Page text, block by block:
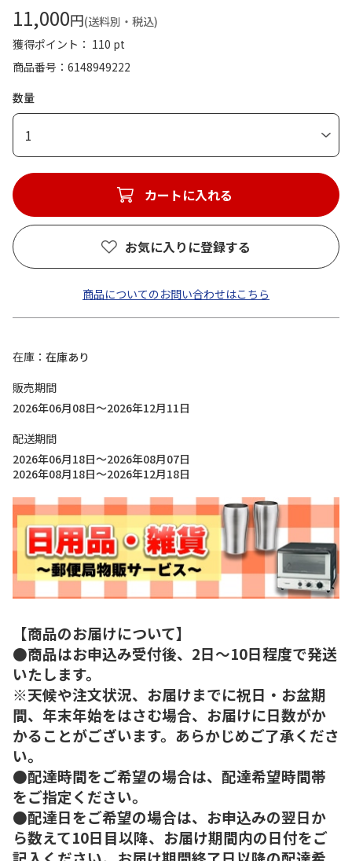
11,000円(送料別・税込)
獲得ポイント： 110 pt
商品番号
6148949222
数量
1
カートに入れる
お気に入りに登録する
商品についてのお問い合わせはこちら
在庫
在庫あり
販売期間
2026年06月08日～2026年12月11日
配送期間
2026年06月18日～2026年08月07日
2026年08月18日～2026年12月18日
【商品のお届けについて】
●商品はお申込み受付後、2日～10日程度で発送
いたします。
※天候や注文状況、お届けまでに祝日・お盆期
間、年末年始をはさむ場合、お届けに日数がか
かることがございます。あらかじめご了承くださ
い。
●配達時間をご希望の場合は、配達希望時間帯
をご指定ください。
●配達日をご希望の場合は、お申込みの翌日か
ら数えて10日目以降、お届け期間内の日付をご